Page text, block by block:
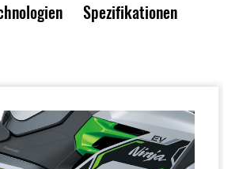
Spezifikationen